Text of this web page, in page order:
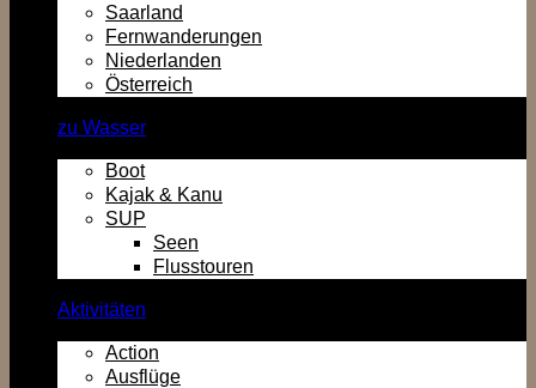
Saarland
Fernwanderungen
Niederlanden
Österreich
zu Wasser
Boot
Kajak & Kanu
SUP
Seen
Flusstouren
Aktivitäten
Action
Ausflüge